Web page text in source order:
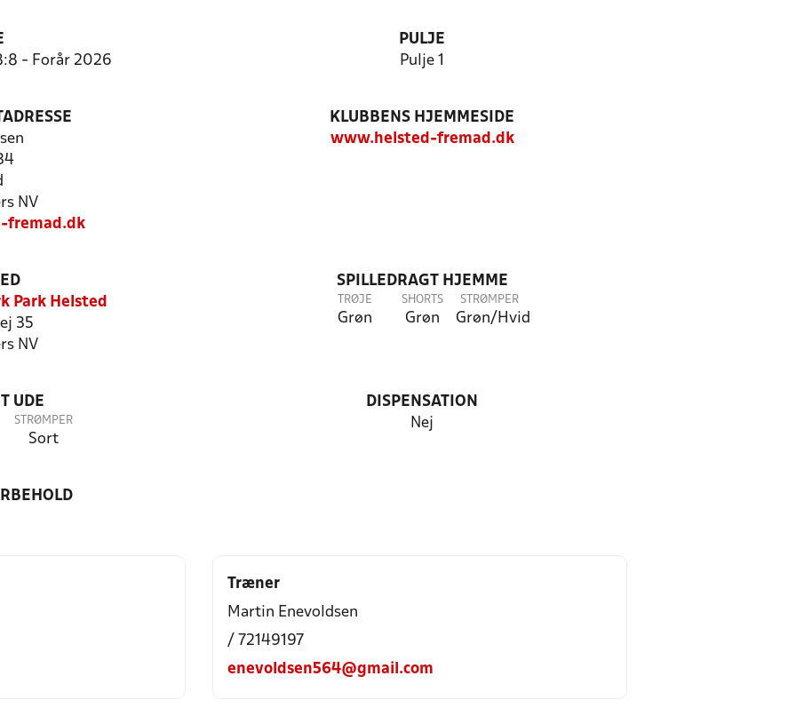
- Forår 2026
PULJE
Pulje 1
NV
fremad.dk
KLUBBENS HJEMMESIDE
www.helsted-fremad.dk
Park Helsted
35
NV
SPILLEDRAGT HJEMME
TRØJE
Grøn
SHORTS
Grøn
STRØMPER
Grøn/Hvid
UDE
STRØMPER
Sort
DISPENSATION
Nej
Træner
Martin Enevoldsen
/ 72149197
enevoldsen564@gmail.com